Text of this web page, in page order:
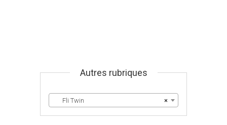
Autres rubriques
×
Fli Twin